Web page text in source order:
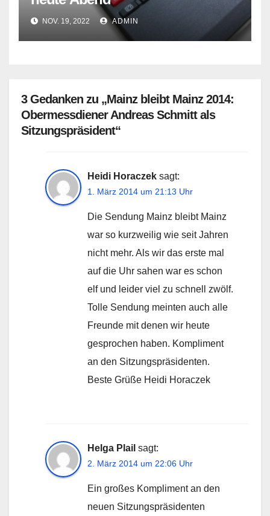
NOV. 19, 2022 ADMIN
3 Gedanken zu „Mainz bleibt Mainz 2014:
Obermessdiener Andreas Schmitt als
Sitzungspräsident“
Heidi Horaczek sagt:
1. März 2014 um 21:13 Uhr
Die Sendung Mainz bleibt Mainz
war so kurzweilig wie seit Jahren
nicht mehr. Als wir das erste mal
auf die Uhr sahen war es schon
elf und leider viel zu schnell zwölf.
Tolle Sendung meinten auch alle
Freunde mit denen wir heute
gesprochen haben. Kompliment
an den Sitzungspräsidenten.
Beste Grüße Heidi Horaczek
Helga Plail sagt:
2. März 2014 um 22:06 Uhr
Ein großes Kompliment an den
neuen Sitzungspräsidenten